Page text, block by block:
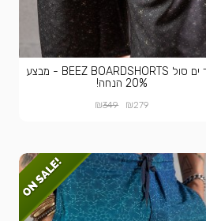
בגד ים סול BEEZ BOARDSHORTS - מבצע
20% הנחה!
₪279
₪349